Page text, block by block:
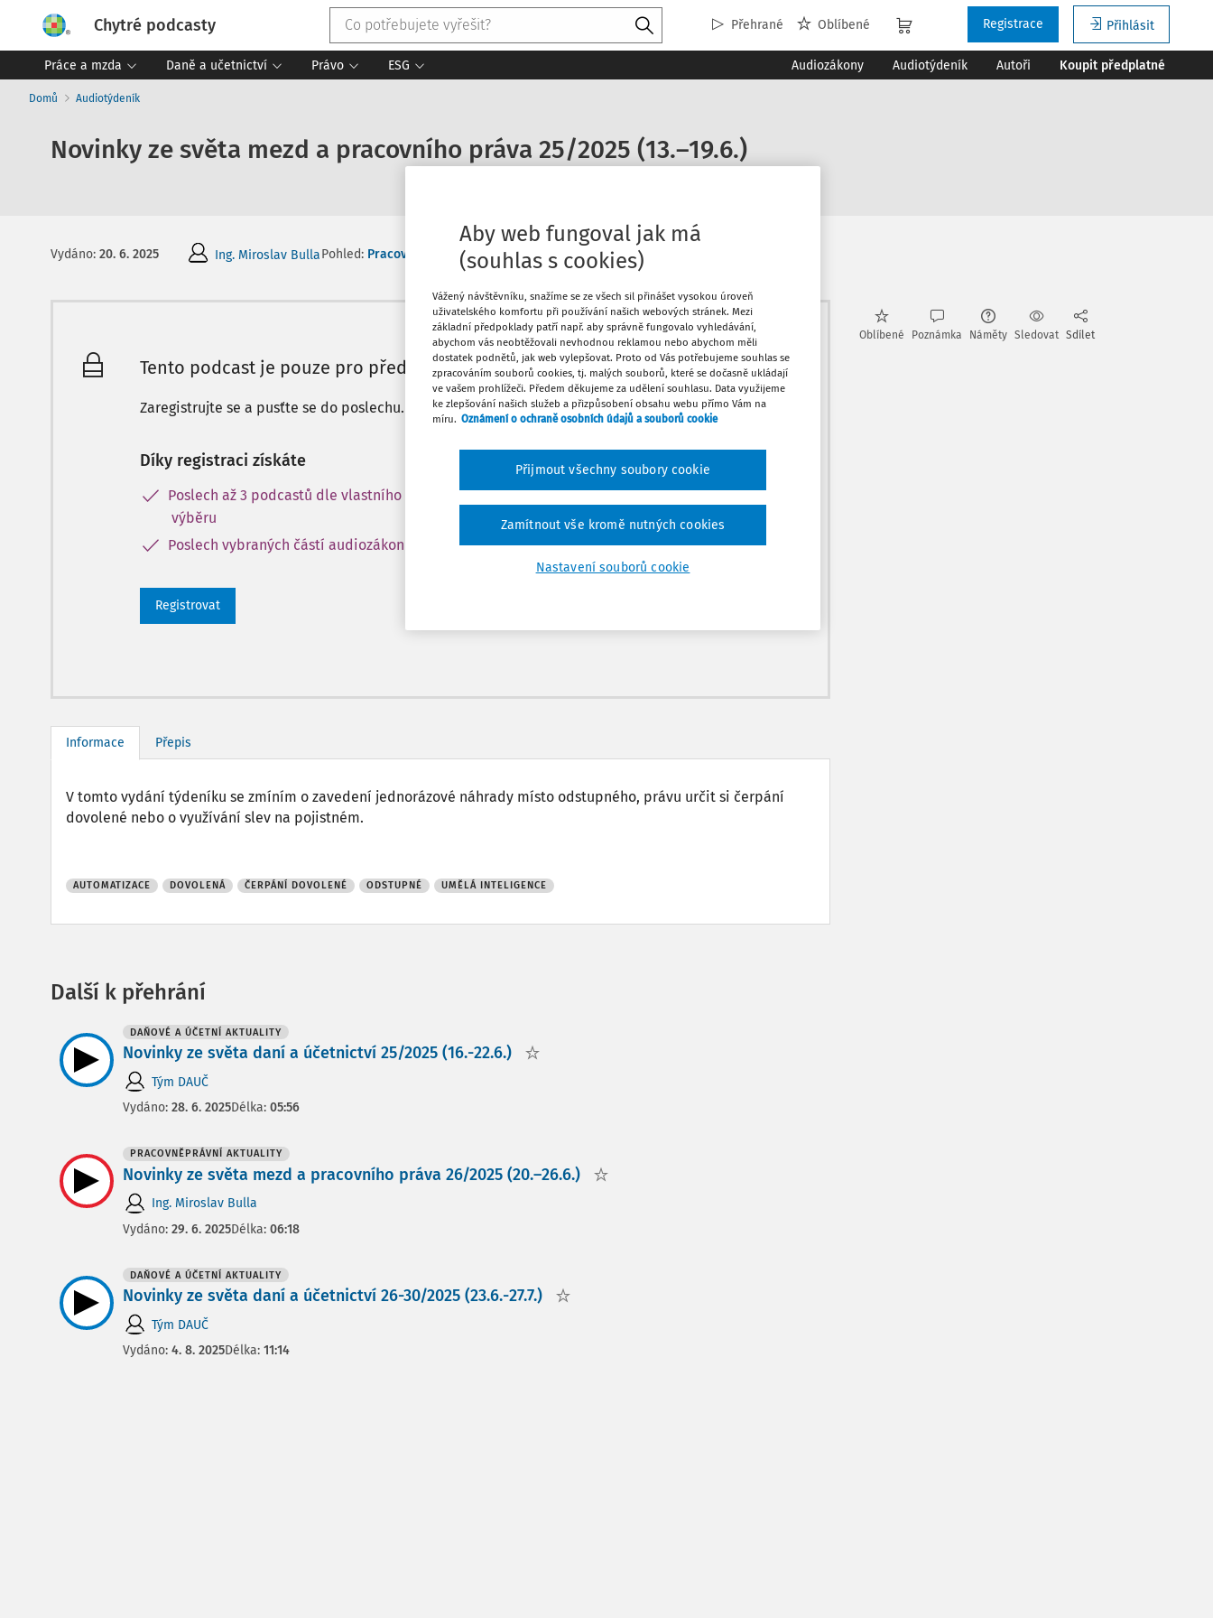
Chytré podcasty Přehrané Oblíbené Přihlásit
Registrace
Práce a mzda Daně a učetnictví Právo ESG Audiozákony Audiotýdeník Autoři Koupit předplatné
Domů Audiotýdeník
Novinky ze světa mezd a pracovního práva 25/2025 (13.–19.6.)
Vydáno: 20. 6. 2025 Ing. Miroslav BullaPohled: Pracovněprávní aktuality
Máte předplatné? Přihlaste se
Tento podcast je pouze pro předplatitele
Zaregistrujte se a pusťte se do poslechu.
Díky registraci získáte
Poslech až 3 podcastů dle vlastního
výběru
Odemčené podcasty
Poslech vybraných částí audiozákonů Možnost využít mobilní aplikaci
Registrovat
Informace Přepis
V tomto vydání týdeníku se zmíním o zavedení jednorázové náhrady místo odstupného, právu určit si čerpání
dovolené nebo o využívání slev na pojistném.
AUTOMATIZACE DOVOLENÁ ČERPÁNÍ DOVOLENÉ ODSTUPNÉ UMĚLÁ INTELIGENCE
Další k přehrání
DAŇOVÉ A ÚČETNÍ AKTUALITY
Novinky ze světa daní a účetnictví 25/2025 (16.-22.6.)
Tým DAUČ
Vydáno: 28. 6. 2025Délka: 05:56
PRACOVNĚPRÁVNÍ AKTUALITY
Novinky ze světa mezd a pracovního práva 26/2025 (20.–26.6.)
Ing. Miroslav Bulla
Vydáno: 29. 6. 2025Délka: 06:18
DAŇOVÉ A ÚČETNÍ AKTUALITY
Novinky ze světa daní a účetnictví 26-30/2025 (23.6.-27.7.)
Tým DAUČ
Vydáno: 4. 8. 2025Délka: 11:14
Oblíbené Poznámka Náměty Sledovat Sdílet
Aby web fungoval jak má
(souhlas s cookies)
Vážený návštěvníku, snažíme se ze všech sil přinášet vysokou úroveň
uživatelského komfortu při používání našich webových stránek. Mezi
základní předpoklady patří např. aby správně fungovalo vyhledávání,
abychom vás neobtěžovali nevhodnou reklamou nebo abychom měli
dostatek podnětů, jak web vylepšovat. Proto od Vás potřebujeme souhlas se
zpracováním souborů cookies, tj. malých souborů, které se dočasně ukládají
ve vašem prohlížeči. Předem děkujeme za udělení souhlasu. Data využijeme
ke zlepšování našich služeb a přizpůsobení obsahu webu přímo Vám na
míru. Oznámení o ochraně osobních údajů a souborů cookie
Nastavení souborů cookie
Zamítnout vše kromě nutných cookies
Přijmout všechny soubory cookie